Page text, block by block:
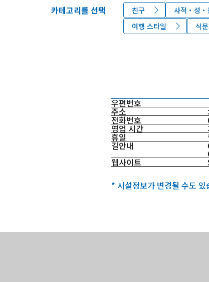
카테고리를 선택 친구 사적・성
여행 스타일
식
우편번호
주소
전화번호
영업 시간
휴일
길안내
웹사이트
* 시설정보가 변경될 수도